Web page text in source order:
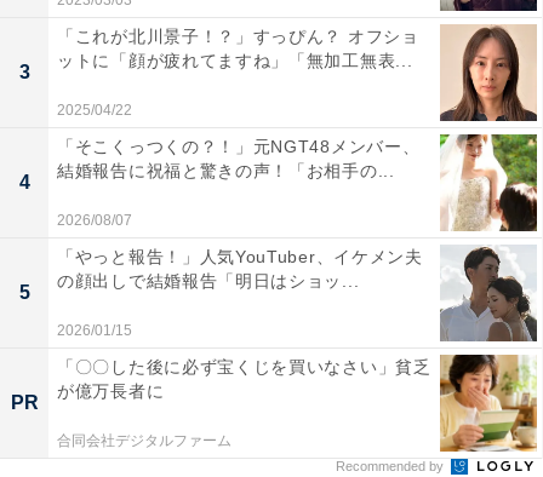
3
「これが北川景子！？」すっぴん？ オフショ
ットに「顔が疲れてますね」「無加工無表...
2025/04/22
4
「そこくっつくの？！」元NGT48メンバー、
結婚報告に祝福と驚きの声！「お相手の...
2026/08/07
5
「やっと報告！」人気YouTuber、イケメン夫
の顔出しで結婚報告「明日はショッ...
2026/01/15
PR
「〇〇した後に必ず宝くじを買いなさい」貧乏
が億万長者に
合同会社デジタルファーム
Recommended by